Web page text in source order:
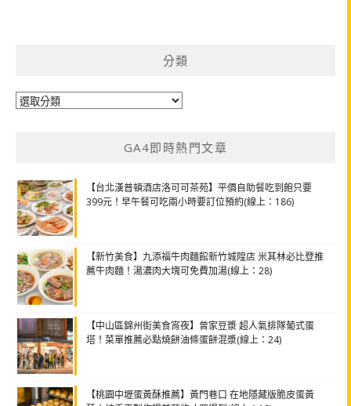
分類
分
GA4即時熱門文章
【台北漢普頓酒店洛可可茶苑】平價自助餐吃到飽只要
399元！早午餐可吃兩小時要訂位預約(線上：186)
【新竹美食】九添福牛肉麵館新竹城隍店 米其林必比登推
薦牛肉麵！湯濃肉大塊可免費加湯(線上：28)
【中山區錦州街美食宵夜】曾家豆漿 超人氣排隊葡式蛋
塔！菜單推薦必點燒餅油條蛋餅混漿(線上：24)
【桃園中壢蛋黃酥推薦】黃門巷口 在地隱藏版脆皮蛋黃